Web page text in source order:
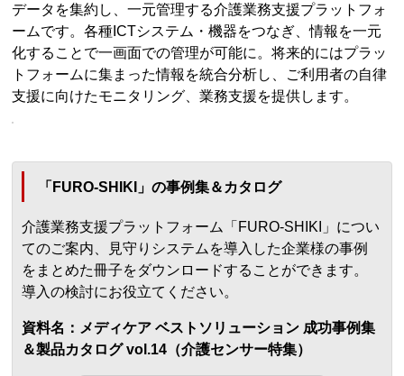
データを集約し、一元管理する介護業務支援プラットフォ
ームです。各種ICTシステム・機器をつなぎ、情報を一元
化することで一画面での管理が可能に。将来的にはプラッ
トフォームに集まった情報を統合分析し、ご利用者の自律
支援に向けたモニタリング、業務支援を提供します。
「FURO-SHIKI」の事例集＆カタログ
介護業務支援プラットフォーム「FURO-SHIKI」につい
てのご案内、見守りシステムを導入した企業様の事例
をまとめた冊子をダウンロードすることができます。
導入の検討にお役立てください。
資料名：メディケア ベストソリューション 成功事例集
＆製品カタログ vol.14（介護センサー特集）